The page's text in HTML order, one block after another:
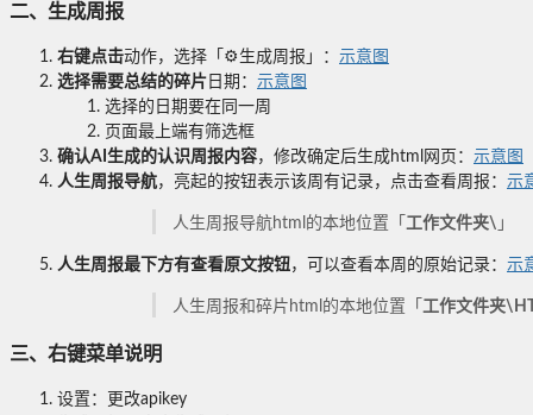
二、生成周报
右键点击动作，选择「⚙︎生成周报」： 示意图
选择需要总结的碎片 日期： 示意图
选择的日期要在同一周
页面最上端有筛选框
确认AI生成的认识周报内容，修改确定后生成html网页： 示意图
人生周报导航，亮起的按钮表示该周有记录，点击查看周报： 示
人生周报导航html的本地位置「 工作文件夹\ 」
人生周报最下方有查看原文按钮，可以查看本周的原始记录： 示
人生周报和碎片html的本地位置「 工作文件夹
三、右键菜单说明
设置：更改apikey